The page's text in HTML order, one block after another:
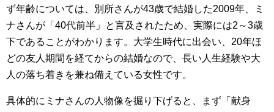
ず年齢については、別所さんが43歳で結婚した2009年、ミ
ナさんが「40代前半」と言及されたため、実際には2～3歳
下であることがわかります。大学生時代に出会い、20年ほ
どの友人期間を経てからの結婚なので、長い人生経験や大
人の落ち着きを兼ね備えている女性です。
具体的にミナさんの人物像を掘り下げると、まず「献身